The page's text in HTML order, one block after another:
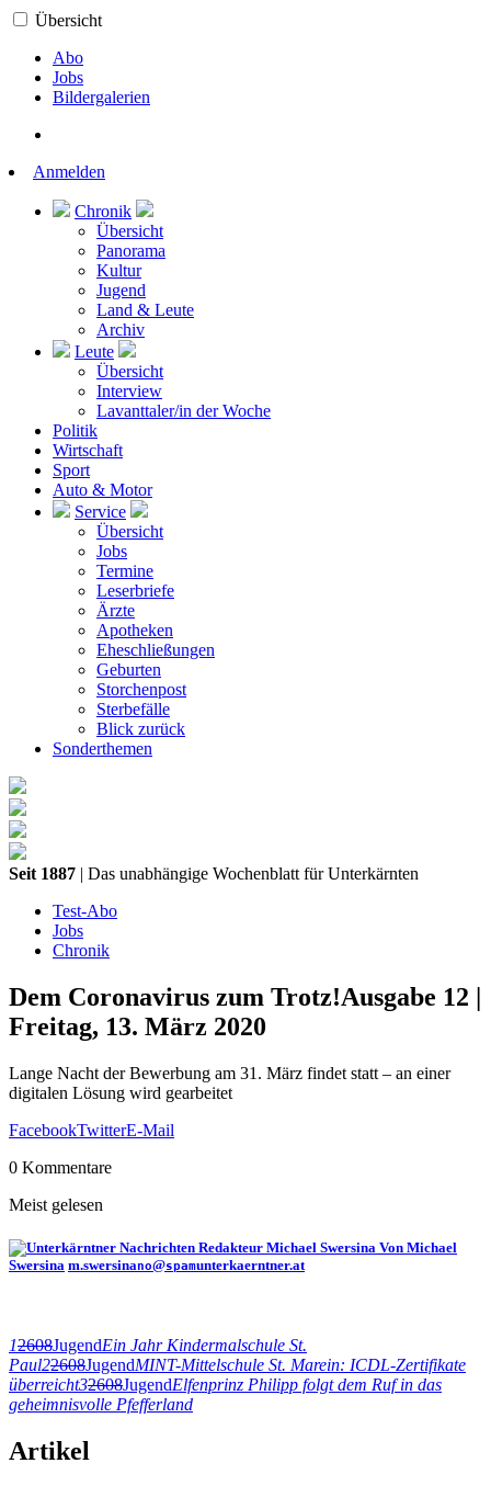
Übersicht
Abo
Jobs
Bildergalerien
Anmelden
Chronik
Übersicht
Panorama
Kultur
Jugend
Land & Leute
Archiv
Leute
Übersicht
Interview
Lavanttaler/in der Woche
Politik
Wirtschaft
Sport
Auto & Motor
Service
Übersicht
Jobs
Termine
Leserbriefe
Ärzte
Apotheken
Eheschließungen
Geburten
Storchenpost
Sterbefälle
Blick zurück
Sonderthemen
Seit 1887 | Das unabhängige Wochenblatt für Unterkärnten
Test-Abo
Jobs
Chronik
Dem Coronavirus zum Trotz!Ausgabe 12 |
Freitag, 13. März 2020
Lange Nacht der Bewerbung am 31. März findet statt – an einer
digitalen Lösung wird gearbeitet
FacebookTwitterE-Mail
0 Kommentare
Meist gelesen
Von Michael
Swersina m.swersinano@spamunterkaerntner.at
12608JugendEin Jahr Kindermalschule St.
Paul22608JugendMINT-Mittelschule St. Marein: ICDL-Zertifikate
überreicht32608JugendElfenprinz Philipp folgt dem Ruf in das
geheimnisvolle Pfefferland
Artikel